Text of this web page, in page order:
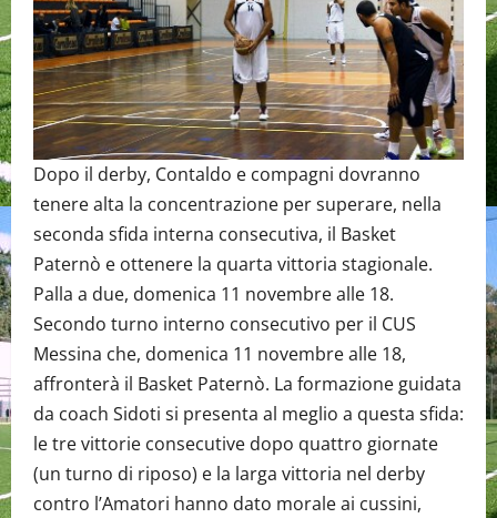
Dopo il derby, Contaldo e compagni dovranno
tenere alta la concentrazione per superare, nella
seconda sfida interna consecutiva, il Basket
Paternò e ottenere la quarta vittoria stagionale.
Palla a due, domenica 11 novembre alle 18.
Secondo turno interno consecutivo per il CUS
Messina che, domenica 11 novembre alle 18,
affronterà il Basket Paternò. La formazione guidata
da coach Sidoti si presenta al meglio a questa sfida:
le tre vittorie consecutive dopo quattro giornate
(un turno di riposo) e la larga vittoria nel derby
contro l’Amatori hanno dato morale ai cussini,